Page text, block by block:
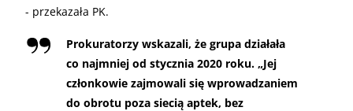
- przekazała PK.
Prokuratorzy wskazali, że grupa działała
co najmniej od stycznia 2020 roku. „Jej
członkowie zajmowali się wprowadzaniem
do obrotu poza siecią aptek, bez